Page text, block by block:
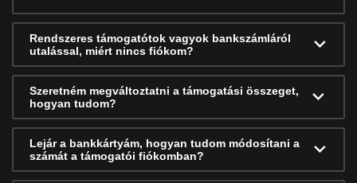
Rendszeres támogatótok vagyok bankszámláról
utalással, miért nincs fiókom?
Szeretném megváltoztatni a támogatási összeget,
hogyan tudom?
Lejár a bankkártyám, hogyan tudom módosítani a
számát a támogatói fiókomban?